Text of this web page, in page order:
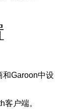
和Garoon中设
户端。